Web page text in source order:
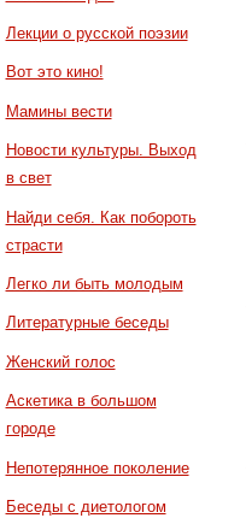
Лекции о русской поэзии
Вот это кино!
Мамины вести
Новости культуры. Выход
в свет
Найди себя. Как побороть
страсти
Легко ли быть молодым
Литературные беседы
Женский голос
Аскетика в большом
городе
Непотерянное поколение
Беседы с диетологом